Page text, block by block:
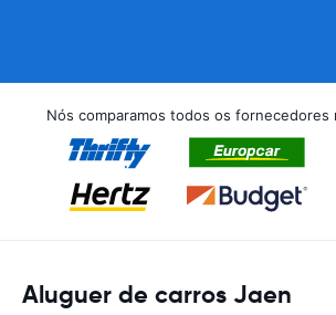
Nós comparamos todos os fornecedores
Aluguer de carros Jaen